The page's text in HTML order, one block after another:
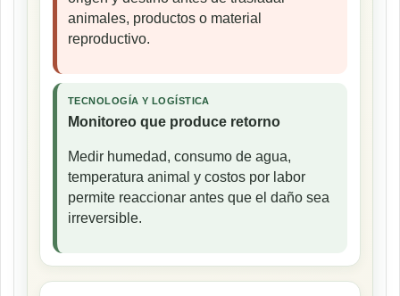
animales, productos o material
reproductivo.
TECNOLOGÍA Y LOGÍSTICA
Monitoreo que produce retorno
Medir humedad, consumo de agua,
temperatura animal y costos por labor
permite reaccionar antes que el daño sea
irreversible.